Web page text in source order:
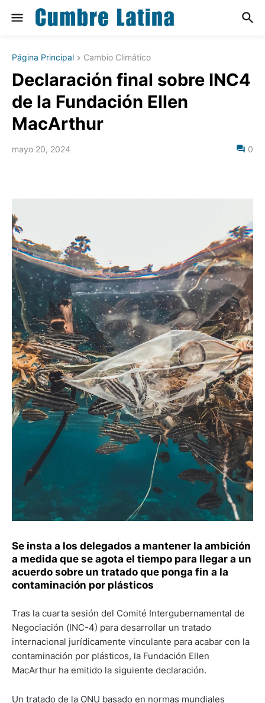
Página Principal Cambio Climático
Declaración final sobre INC4
de la Fundación Ellen
MacArthur
mayo 20, 2024 0
Se insta a los delegados a mantener la ambición
a medida que se agota el tiempo para llegar a un
acuerdo sobre un tratado que ponga fin a la
contaminación por plásticos
Tras la cuarta sesión del Comité Intergubernamental de
Negociación (INC-4) para desarrollar un tratado
internacional jurídicamente vinculante para acabar con la
contaminación por plásticos, la Fundación Ellen
MacArthur ha emitido la siguiente declaración.
Un tratado de la ONU basado en normas mundiales